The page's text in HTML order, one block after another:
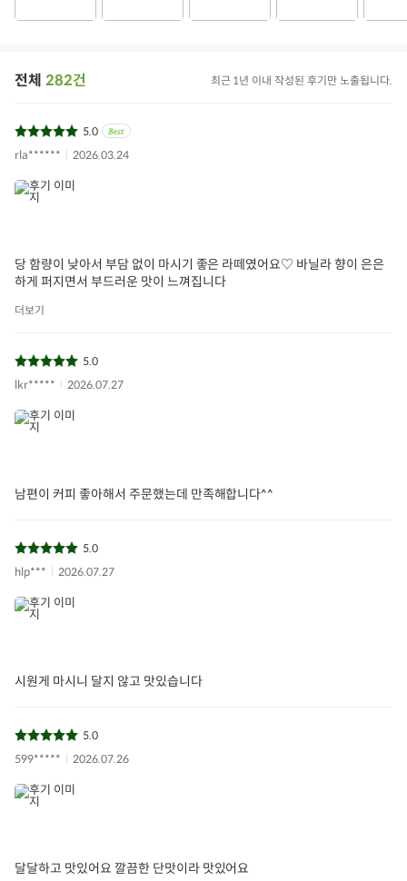
전체 282건 최근 1년 이내 작성된 후기만 노출됩니다.
5.0
rla******
2026.03.24
당 함량이 낮아서 부담 없이 마시기 좋은 라떼였어요♡ 바닐라 향이 은은
하게 퍼지면서 부드러운 맛이 느껴집니다
더보기
5.0
lkr*****
2026.07.27
남편이 커피 좋아해서 주문했는데 만족해합니다^^
5.0
hlp***
2026.07.27
시원게 마시니 달지 않고 맛있습니다
5.0
599*****
2026.07.26
달달하고 맛있어요 깔끔한 단맛이라 맛있어요